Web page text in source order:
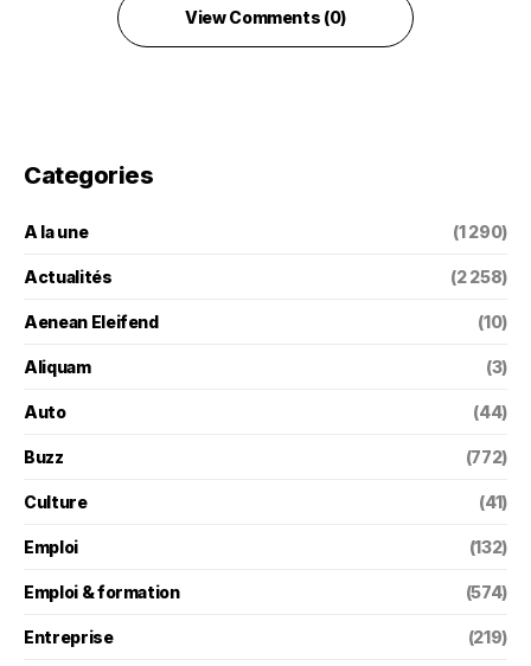
View Comments (0)
Categories
A la une (1 290)
Actualités (2 258)
Aenean Eleifend (10)
Aliquam (3)
Auto (44)
Buzz (772)
Culture (41)
Emploi (132)
Emploi & formation (574)
Entreprise (219)